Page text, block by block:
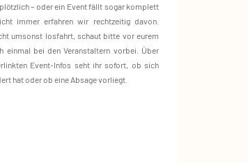
– oder ein Event fällt sogar komplett
immer erfahren wir rechtzeitig davon.
umsonst losfahrt, schaut bitte vor eurem
einmal bei den Veranstaltern vorbei. Über
Event‑Infos seht ihr sofort, ob sich
hat oder ob eine Absage vorliegt.